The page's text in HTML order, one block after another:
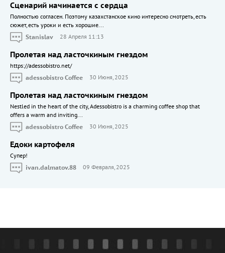
Сценарий начинается с сердца
Полностью согласен. Поэтому казахстанское кино интересно смотреть, есть
сюжет, есть уроки и есть хорошие...
Stanislav
28 Апреля 11:13
Пролетая над ласточкиным гнездом
https://adessobistro.net/
adessobistro Coffee
30 Июня, 2025
Пролетая над ласточкиным гнездом
Nestled in the heart of the city, Adessobistro is a charming coffee shop that
offers a warm and inviting...
adessobistro Coffee
30 Июня, 2025
Едоки картофеля
Cупер!
ivan.dalmatov.88
09 Февраля, 2025